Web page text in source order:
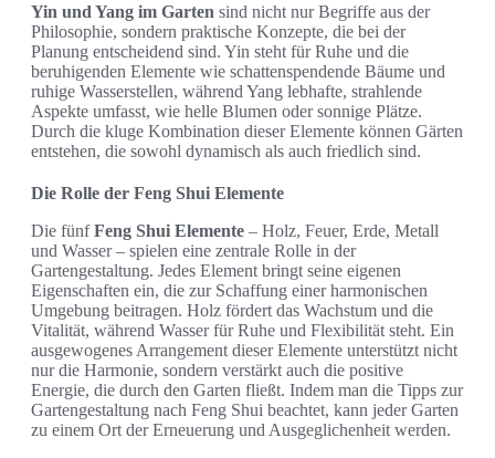
Yin und Yang im Garten sind nicht nur Begriffe aus der
Philosophie, sondern praktische Konzepte, die bei der
Planung entscheidend sind. Yin steht für Ruhe und die
beruhigenden Elemente wie schattenspendende Bäume und
ruhige Wasserstellen, während Yang lebhafte, strahlende
Aspekte umfasst, wie helle Blumen oder sonnige Plätze.
Durch die kluge Kombination dieser Elemente können Gärten
entstehen, die sowohl dynamisch als auch friedlich sind.
Die Rolle der Feng Shui Elemente
Die fünfFeng Shui Elemente – Holz, Feuer, Erde, Metall
und Wasser – spielen eine zentrale Rolle in der
Gartengestaltung. Jedes Element bringt seine eigenen
Eigenschaften ein, die zur Schaffung einer harmonischen
Umgebung beitragen. Holz fördert das Wachstum und die
Vitalität, während Wasser für Ruhe und Flexibilität steht. Ein
ausgewogenes Arrangement dieser Elemente unterstützt nicht
nur die Harmonie, sondern verstärkt auch die positive
Energie, die durch den Garten fließt. Indem man die Tipps zur
Gartengestaltung nach Feng Shui beachtet, kann jeder Garten
zu einem Ort der Erneuerung und Ausgeglichenheit werden.